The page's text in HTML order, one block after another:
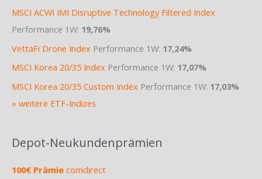
MSCI ACWI IMI Disruptive Technology Filtered Index
Performance 1W: 19,76%
VettaFi Drone Index Performance 1W: 17,24%
MSCI Korea 20/35 Index Performance 1W: 17,07%
MSCI Korea 20/35 Custom Index Performance 1W: 17,03%
» weitere ETF-Indizes
Depot-Neukundenprämien
100€ Prämie comdirect